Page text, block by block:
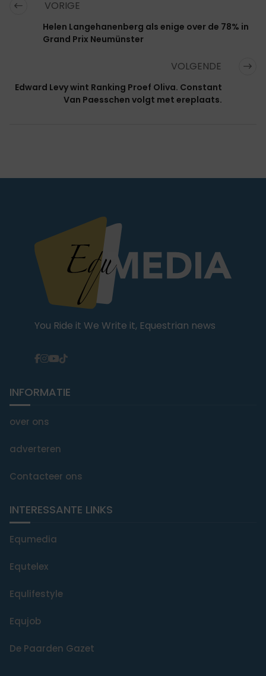
VORIGE
Helen Langehanenberg als enige over de 78% in
Grand Prix Neumünster
VOLGENDE
Edward Levy wint Ranking Proef Oliva. Constant
Van Paesschen volgt met ereplaats.
You Ride it We Write it, Equestrian news
INFORMATIE
over ons
adverteren
Contacteer ons
INTERESSANTE LINKS
Equmedia
Equtelex
Equlifestyle
Equjob
De Paarden Gazet